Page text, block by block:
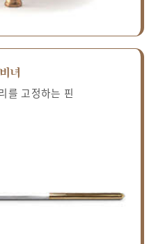
비녀
를 고정하는 핀